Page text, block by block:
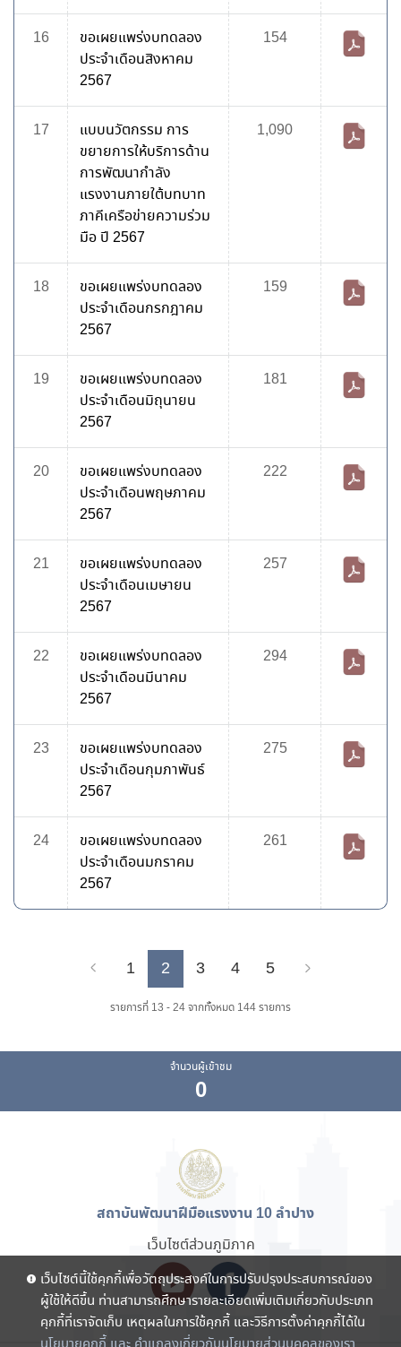
16
ขอเผยแพร่งบทดลอง
ประจำเดือนสิงหาคม
2567
154
17
แบบนวัตกรรม การ
ขยายการให้บริการด้าน
การพัฒนากำลัง
แรงงานภายใต้บทบาท
ภาคีเครือข่ายความร่วม
มือ ปี 2567
1,090
18
ขอเผยแพร่งบทดลอง
ประจำเดือนกรกฎาคม
2567
159
19
ขอเผยแพร่งบทดลอง
ประจำเดือนมิถุนายน
2567
181
20
ขอเผยแพร่งบทดลอง
ประจำเดือนพฤษภาคม
2567
222
21
ขอเผยแพร่งบทดลอง
ประจำเดือนเมษายน
2567
257
22
ขอเผยแพร่งบทดลอง
ประจำเดือนมีนาคม
2567
294
23
ขอเผยแพร่งบทดลอง
ประจำเดือนกุมภาพันธ์
2567
275
24
ขอเผยแพร่งบทดลอง
ประจำเดือนมกราคม
2567
261
1 2 3 4 5
รายการที่ 13 - 24 จากทั้งหมด 144 รายการ
จำนวนผู้เข้าชม
0
สถาบันพัฒนาฝีมือแรงงาน 10 ลำปาง
เว็บไซต์ส่วนภูมิภาค
เว็บไซต์นี้ใช้คุกกี้เพื่อวัตถุประสงค์ในการปรับปรุงประสบการณ์ของ
ผู้ใช้ให้ดีขึ้น ท่านสามารถศึกษารายละเอียดเพิ่มเติมเกี่ยวกับประเภท
คุกกี้ที่เราจัดเก็บ เหตุผลในการใช้คุกกี้ และวิธีการตั้งค่าคุกกี้ได้ใน